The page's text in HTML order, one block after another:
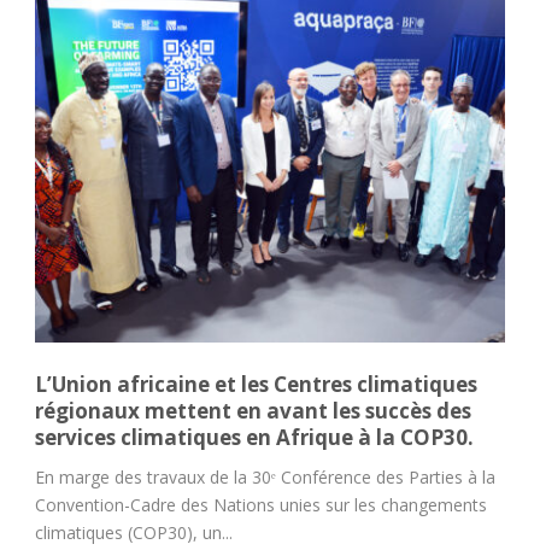
L’Union africaine et les Centres climatiques
régionaux mettent en avant les succès des
services climatiques en Afrique à la COP30.
En marge des travaux de la 30ᵉ Conférence des Parties à la
Convention-Cadre des Nations unies sur les changements
climatiques (COP30), un...